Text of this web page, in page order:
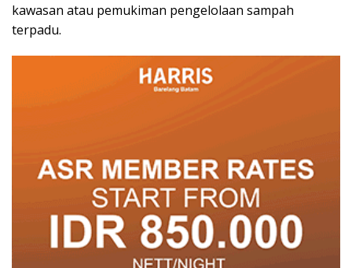
kawasan atau pemukiman pengelolaan sampah
terpadu.